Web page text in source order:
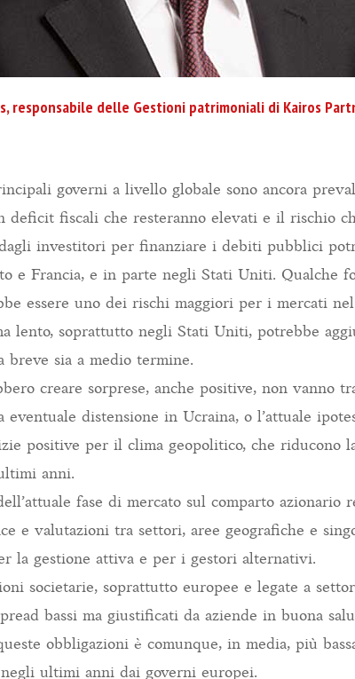
responsabile delle Gestioni patrimoniali di Kairos
governi a livello globale sono ancora
deficit fiscali che resteranno elevati e il rischio
investitori per finanziare i debiti pubblici
e Francia, e in parte negli Stati Uniti. Qualche
essere uno dei rischi maggiori per i mercati
lento, soprattutto negli Stati Uniti, potrebbe
breve sia a medio termine.
creare sorprese, anche positive, non vanno
eventuale distensione in Ucraina, o l’attuale
positive per il clima geopolitico, che riducono
anni.
fase di mercato sul comparto azionario
e valutazioni tra settori, aree geografiche e
la gestione attiva e per i gestori alternativi.
societarie, soprattutto europee e legate a
bassi ma giustificati da aziende in buona
obbligazioni è comunque, in media, più
ultimi anni dai governi europei.